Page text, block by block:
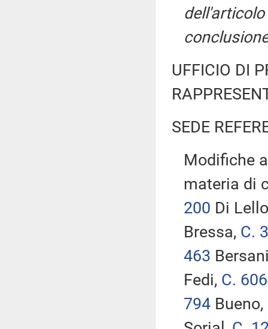
UFFICIO DI
SEDE
Modifiche
materia di
200 Di
Bressa, C.
463
Fedi, C. 606
794 Bueno,